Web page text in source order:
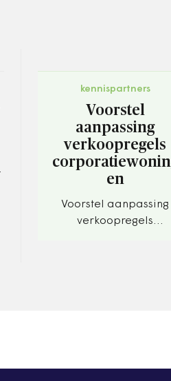
kennispartners
Voorstel
aanpassing
verkoopregels
en
Voorstel aanpassing
verkoopregels